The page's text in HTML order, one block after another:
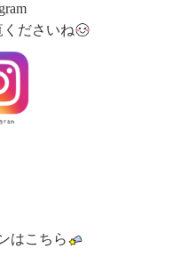
ださいね
はこちら